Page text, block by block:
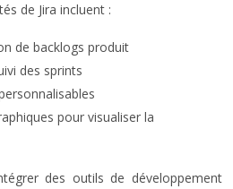
de Jira incluent :
de backlogs produit
des sprints
pour visualiser la
des outils de développement